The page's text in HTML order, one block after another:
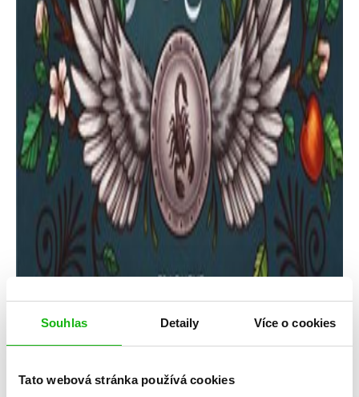
Souhlas Detaily Více o cookies
Tato webová stránka používá cookies